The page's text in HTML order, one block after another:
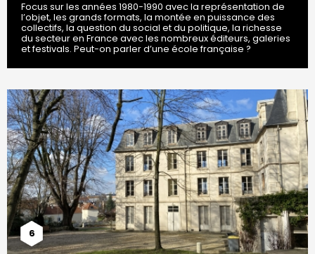
Focus sur les années 1980-1990 avec la représentation de
l’objet, les grands formats, la montée en puissance des
collectifs, la question du social et du politique, la richesse
du secteur en France avec les nombreux éditeurs, galeries
et festivals. Peut-on parler d’une école française ?
6